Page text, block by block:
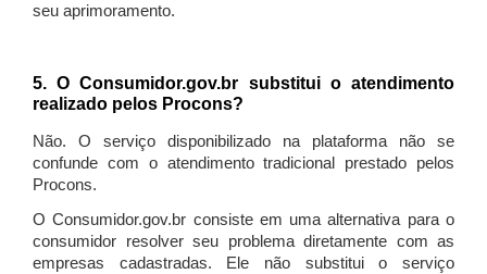
seu aprimoramento.
5. O Consumidor.gov.br substitui o atendimento
realizado pelos Procons?
Não. O serviço disponibilizado na plataforma não se
confunde com o atendimento tradicional prestado pelos
Procons.
O Consumidor.gov.br consiste em uma alternativa para o
consumidor resolver seu problema diretamente com as
empresas cadastradas. Ele não substitui o serviço